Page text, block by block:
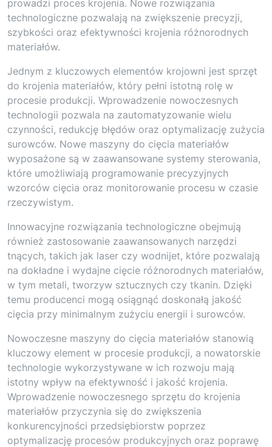
prowadzi proces krojenia. Nowe rozwiązania
technologiczne pozwalają na zwiększenie precyzji,
szybkości oraz efektywności krojenia różnorodnych
materiałów.
Jednym z kluczowych elementów krojowni jest sprzęt
do krojenia materiałów, który pełni istotną rolę w
procesie produkcji. Wprowadzenie nowoczesnych
technologii pozwala na zautomatyzowanie wielu
czynności, redukcję błędów oraz optymalizację zużycia
surowców. Nowe maszyny do cięcia materiałów
wyposażone są w zaawansowane systemy sterowania,
które umożliwiają programowanie precyzyjnych
wzorców cięcia oraz monitorowanie procesu w czasie
rzeczywistym.
Innowacyjne rozwiązania technologiczne obejmują
również zastosowanie zaawansowanych narzędzi
tnących, takich jak laser czy wodnijet, które pozwalają
na dokładne i wydajne cięcie różnorodnych materiałów,
w tym metali, tworzyw sztucznych czy tkanin. Dzięki
temu producenci mogą osiągnąć doskonałą jakość
cięcia przy minimalnym zużyciu energii i surowców.
Nowoczesne maszyny do cięcia materiałów stanowią
kluczowy element w procesie produkcji, a nowatorskie
technologie wykorzystywane w ich rozwoju mają
istotny wpływ na efektywność i jakość krojenia.
Wprowadzenie nowoczesnego sprzętu do krojenia
materiałów przyczynia się do zwiększenia
konkurencyjności przedsiębiorstw poprzez
optymalizację procesów produkcyjnych oraz poprawę